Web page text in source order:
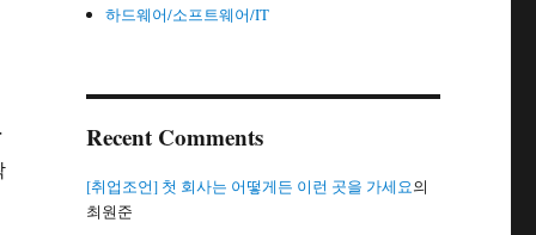
하드웨어/소프트웨어/IT
Recent Comments
[취업조언] 첫 회사는 어떻게든 이런 곳을 가세요의
최원준